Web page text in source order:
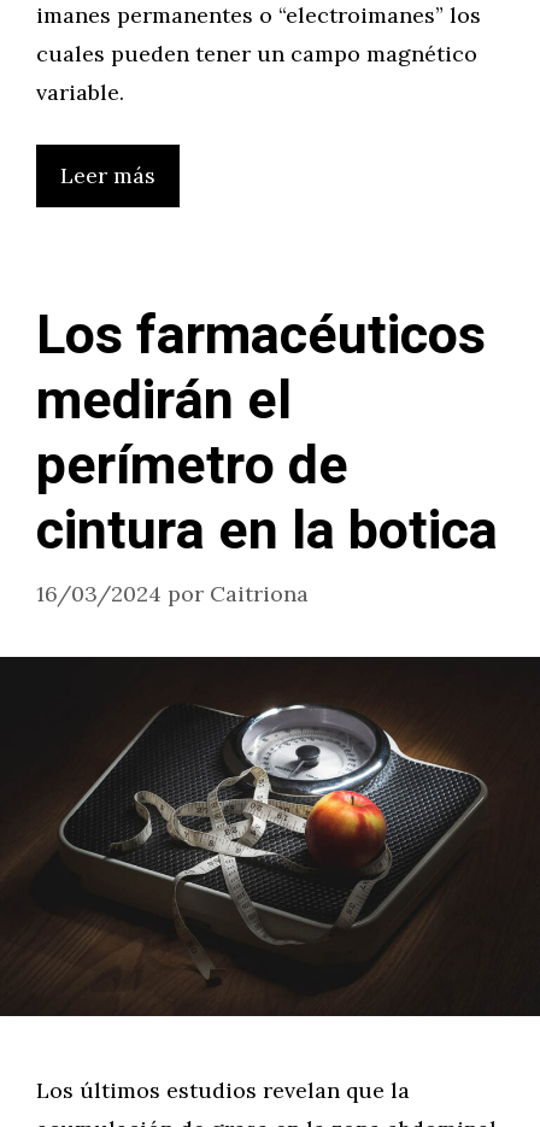
imanes permanentes o “electroimanes” los
cuales pueden tener un campo magnético
variable.
Leer más
Los farmacéuticos
medirán el
perímetro de
cintura en la botica
16/03/2024 por Caitriona
Los últimos estudios revelan que la